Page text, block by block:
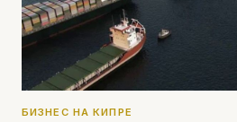
БИЗНЕС НА КИПРЕ